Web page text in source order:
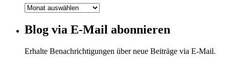
Blog-
Blog via E-Mail abonnieren
Erhalte Benachrichtigungen über neue Beiträge via E-Mail.